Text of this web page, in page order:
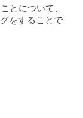
とについて、
をすることで